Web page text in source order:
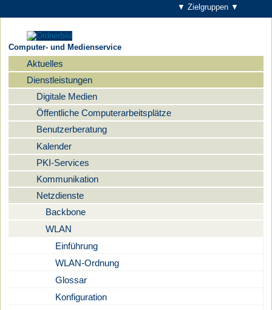
▼ Zielgruppen ▼
Computer- und Medienservice
Navigation
Aktuelles
Dienstleistungen
Digitale Medien
Öffentliche Computerarbeitsplätze
Benutzerberatung
Kalender
PKI-Services
Kommunikation
Netzdienste
Backbone
WLAN
Einführung
WLAN-Ordnung
Glossar
Konfiguration